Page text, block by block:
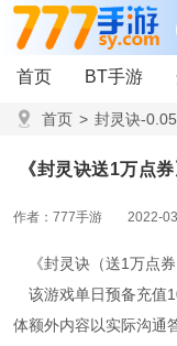
首页 BT手游
首页 > 封灵诀-
《封灵诀送1万点
作者：777手游 2022-
《封灵诀（送1万点
该游戏单日预备充值
体额外内容以实际沟通